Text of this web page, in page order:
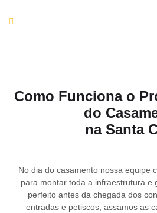
Como Funciona o
do
na Santa
No dia do casamento nossa equipe
para montar toda a infraestrutura e
perfeito antes da chegada dos
entradas e petiscos, assamos as